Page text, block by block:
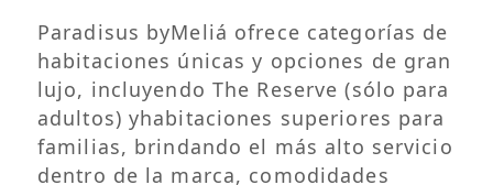
Paradisus byMeliá ofrece categorías de
habitaciones únicas y opciones de gran
lujo, incluyendo The Reserve (sólo para
adultos) yhabitaciones superiores para
familias, brindando el más alto servicio
dentro de la marca, comodidades